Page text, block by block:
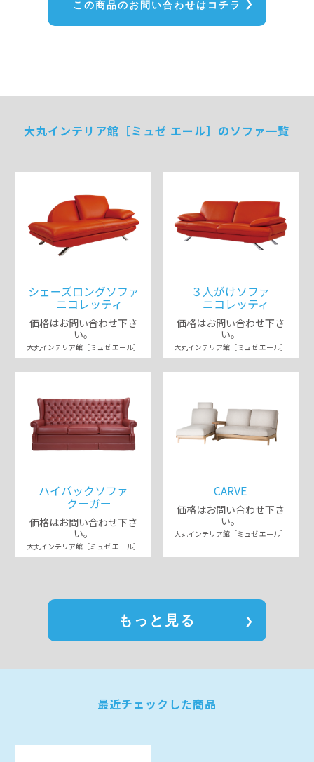
この商品のお問い合わせはコチラ
大丸インテリア館［ミュゼ エール］のソファ一覧
シェーズロングソファ
ニコレッティ
価格はお問い合わせ下さ
い。
大丸インテリア館［ミュゼ エール］
３人がけソファ
ニコレッティ
価格はお問い合わせ下さ
い。
大丸インテリア館［ミュゼ エール］
ハイバックソファ
クーガー
価格はお問い合わせ下さ
い。
大丸インテリア館［ミュゼ エール］
CARVE
価格はお問い合わせ下さ
い。
大丸インテリア館［ミュゼ エール］
もっと見る
最近チェックした商品